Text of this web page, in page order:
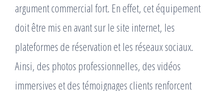
argument commercial fort. En effet, cet équipement
doit être mis en avant sur le site internet, les
plateformes de réservation et les réseaux sociaux.
Ainsi, des photos professionnelles, des vidéos
immersives et des témoignages clients renforcent